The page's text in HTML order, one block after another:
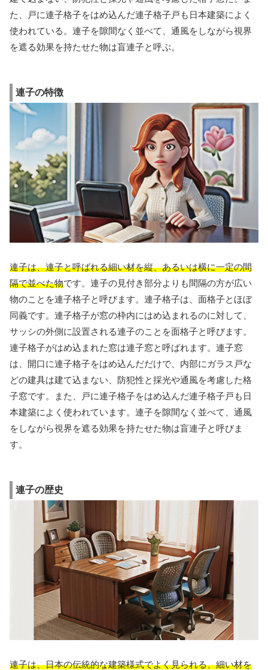
た、戸に連子格子をはめ込んだ連子格子戸も日本建築によく
使われている。連子を隙間なく並べて、通風をしながら視界
を遮る効果を持たせた物は盲連子と呼ぶ。
連子の特徴
連子は、連子と呼ばれる細い材を縦、あるいは横に一定の間
隔で並べた物です。連子の見付き部分よりも間隔の方が広い
物のことを連子格子と呼びます。連子格子は、面格子とほぼ
同義です。連子格子が窓の枠内にはめ込まれるのに対して、
サッシの外側に設置される連子のことを面格子と呼びます。
連子格子がはめ込まれた窓は連子窓と呼ばれます。連子窓
は、開口に連子格子をはめ込んだだけで、内部にガラス戸な
どの建具は建て込まない、防犯性と採光や通風を考慮した格
子窓です。また、戸に連子格子をはめ込んだ連子格子戸も日
本建築によく使われています。連子を隙間なく並べて、通風
をしながら視界を遮る効果を持たせた物は盲連子と呼びま
す。
連子の歴史
連子は、日本の伝統的な建築様式でよく見られる、細い材を